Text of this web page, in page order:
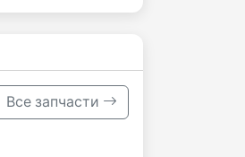
Все запчасти